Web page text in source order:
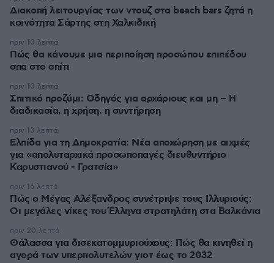
Διακοπή λειτουργίας των ντουζ στα beach bars ζητά η
κοινότητα Σάρτης στη Χαλκιδική
Πώς θα κάνουμε μια περιποίηση προσώπου επιπέδου
σπα στο σπίτι
πριν 10 λεπτά
Σπιτικό προζύμι: Οδηγός για αρχάριους και μη – Η
διαδικασία, η χρήση, η συντήρηση
πριν 10 λεπτά
Ελπίδα για τη Δημοκρατία: Νέα αποχώρηση με αιχμές
για «απολυταρχικά προσωποπαγές διευθυντήριο
Καρυστιανού - Γρατσία»
πριν 13 λεπτά
Πώς ο Μέγας Αλέξανδρος συνέτριψε τους Ιλλυριούς:
Οι μεγάλες νίκες του Έλληνα στρατηλάτη στα Βαλκάνια
πριν 16 λεπτά
Θάλασσα για δισεκατομμυριούχους: Πώς θα κινηθεί η
αγορά των υπερπολυτελών γιοτ έως το 2032
πριν 20 λεπτά